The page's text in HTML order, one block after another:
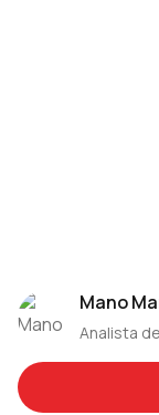
Mano
Analista